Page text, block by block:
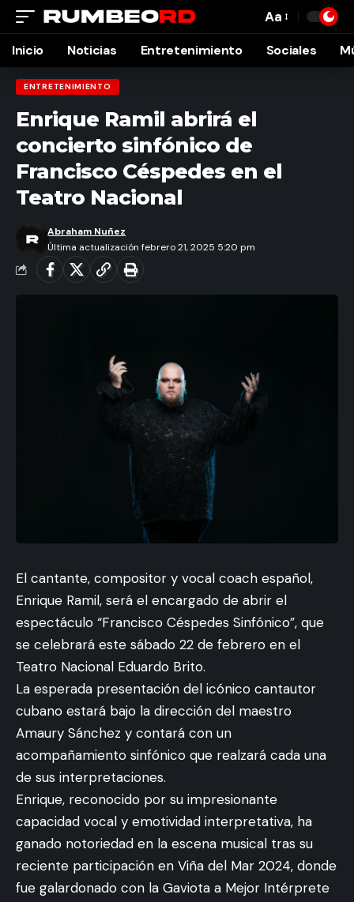
Font
Resizer
Aa
Inicio Noticias Entretenimiento Sociales
ENTRETENIMIENTO
Enrique Ramil abrirá el
concierto sinfónico de
Francisco Céspedes en el
Teatro Nacional
Última actualización febrero 21, 2025 5:20 pm
Abraham Nuñez
El cantante, compositor y vocal coach español,
Enrique Ramil, será el encargado de abrir el
espectáculo “Francisco Céspedes Sinfónico”, que
se celebrará este sábado 22 de febrero en el
Teatro Nacional Eduardo Brito.
La esperada presentación del icónico cantautor
cubano estará bajo la dirección del maestro
Amaury Sánchez y contará con un
acompañamiento sinfónico que realzará cada una
de sus interpretaciones.
Enrique, reconocido por su impresionante
capacidad vocal y emotividad interpretativa, ha
ganado notoriedad en la escena musical tras su
reciente participación en Viña del Mar 2024, donde
fue galardonado con la Gaviota a Mejor Intérprete